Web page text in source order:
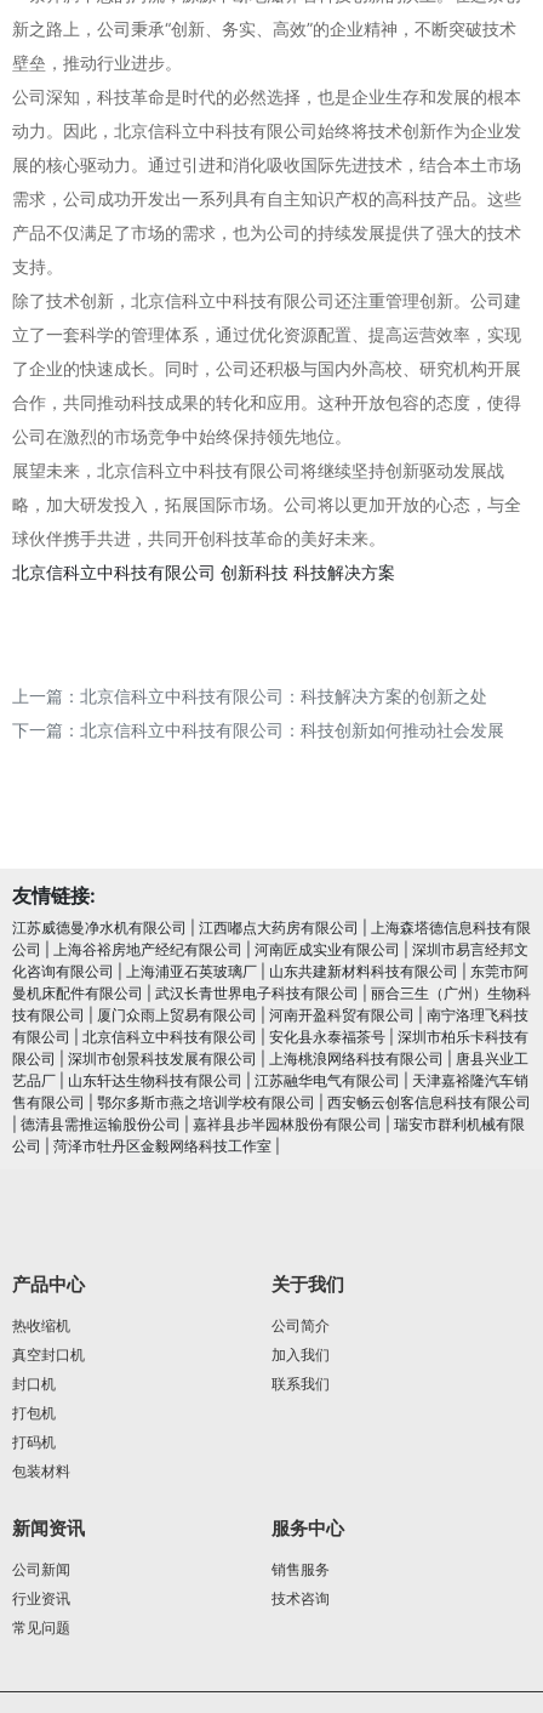
新之路上，公司秉承“创新、务实、高效”的企业精神，不断突破技术
壁垒，推动行业进步。
公司深知，科技革命是时代的必然选择，也是企业生存和发展的根本
动力。因此，北京信科立中科技有限公司始终将技术创新作为企业发
展的核心驱动力。通过引进和消化吸收国际先进技术，结合本土市场
需求，公司成功开发出一系列具有自主知识产权的高科技产品。这些
产品不仅满足了市场的需求，也为公司的持续发展提供了强大的技术
支持。
除了技术创新，北京信科立中科技有限公司还注重管理创新。公司建
立了一套科学的管理体系，通过优化资源配置、提高运营效率，实现
了企业的快速成长。同时，公司还积极与国内外高校、研究机构开展
合作，共同推动科技成果的转化和应用。这种开放包容的态度，使得
公司在激烈的市场竞争中始终保持领先地位。
展望未来，北京信科立中科技有限公司将继续坚持创新驱动发展战
略，加大研发投入，拓展国际市场。公司将以更加开放的心态，与全
球伙伴携手共进，共同开创科技革命的美好未来。
北京信科立中科技有限公司 创新科技 科技解决方案
上一篇： 北京信科立中科技有限公司：科技解决方案的创新之处
下一篇： 北京信科立中科技有限公司：科技创新如何推动社会发展
友情链接:
江苏威德曼净水机有限公司 江西嘟点大药房有限公司
上海森塔德信息科技有限
公司
上海谷裕房地产经纪有限公司 河南匠成实业有限公司
深圳市易言经邦文
化咨询有限公司
上海浦亚石英玻璃厂 山东共建新材料科技有限公司
东莞市阿
曼机床配件有限公司
武汉长青世界电子科技有限公司
丽合三生（广州）生物科
技有限公司
厦门众雨上贸易有限公司 河南开盈科贸有限公司
南宁洛理飞科技
有限公司
北京信科立中科技有限公司 安化县永泰福茶号
深圳市柏乐卡科技有
限公司
深圳市创景科技发展有限公司 上海桃浪网络科技有限公司
唐县兴业工
艺品厂
山东轩达生物科技有限公司 江苏融华电气有限公司
天津嘉裕隆汽车销
售有限公司
鄂尔多斯市燕之培训学校有限公司
西安畅云创客信息科技有限公司
德清县需推运输股份公司 嘉祥县步半园林股份有限公司
瑞安市群利机械有限
公司
菏泽市牡丹区金毅网络科技工作室
产品中心
热收缩机
真空封口机
封口机
打包机
打码机
包装材料
关于我们
公司简介
加入我们
联系我们
新闻资讯
公司新闻
行业资讯
常见问题
服务中心
销售服务
技术咨询